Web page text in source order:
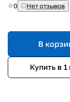
0 Нет отзывов
В
Купить в 1